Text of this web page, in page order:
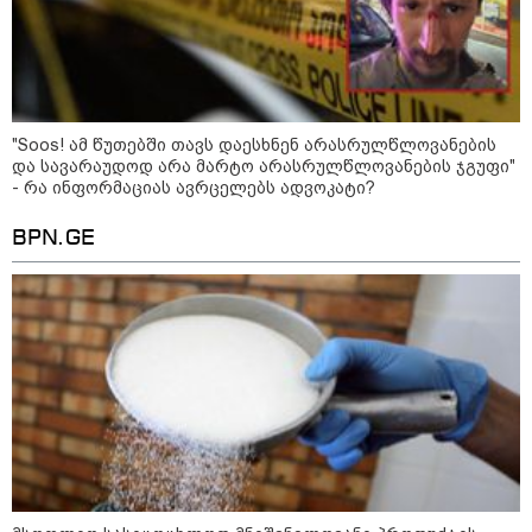
სავარაუდოდ არა მარტო
არასრულწლოვანების ჯგუფი" - რა
ინფორმაციას ავრცელებს
ადვოკატი?
რა ისმის სახლში დაყენებული
მოსასმენი მოწყობილობის
ჩანაწერში, სადაც ნია იმნაძე
მამას ესაუბრება?
Faceამბები
"Soos! ამ წუთებში თავს დაესხნენ არასრულწლოვანების
და სავარაუდოდ არა მარტო არასრულწლოვანების ჯგუფი"
- რა ინფორმაციას ავრცელებს ადვოკატი?
BPN.GE